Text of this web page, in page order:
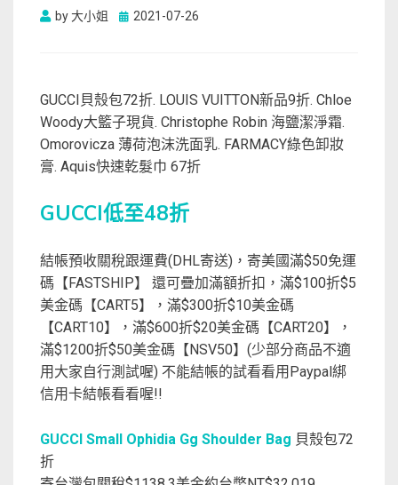
by大小姐
Posted
2021-07-26
GUCCI貝殼包72折. LOUIS VUITTON新品9折. Chloe
Woody大籃子現貨. Christophe Robin 海鹽潔淨霜.
Omorovicza 薄荷泡沫洗面乳. FARMACY綠色卸妝
膏. Aquis快速乾髮巾 67折
GUCCI低至48折
結帳預收關稅跟運費(DHL寄送)，寄美國滿$50免運
碼【FASTSHIP】 還可疊加滿額折扣，滿$100折$5
美金碼【CART5】，滿$300折$10美金碼
【CART10】，滿$600折$20美金碼【CART20】，
滿$1200折$50美金碼【NSV50】(少部分商品不適
用大家自行測試喔) 不能結帳的試看看用Paypal綁
信用卡結帳看看喔!!
GUCCI Small Ophidia Gg Shoulder Bag 貝殼包72
折